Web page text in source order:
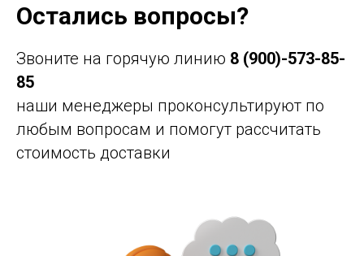
Остались вопросы?
Звоните на горячую линию 8 (900)-573-85-
85
наши менеджеры проконсультируют по
любым вопросам и помогут рассчитать
стоимость доставки